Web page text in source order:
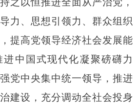
力、思想引领力、群众组织
提高党领导经济社会发展能
中国式现代化凝聚磅礴力
党中央集中统一领导，推进
建设，充分调动全社会投身